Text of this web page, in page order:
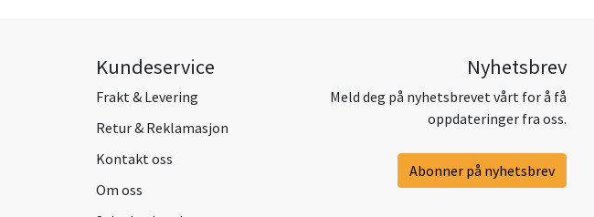
Kundeservice
Frakt & Levering
Retur & Reklamasjon
Kontakt oss
Om oss
Nyhetsbrev
Meld deg på nyhetsbrevet vårt for å få
oppdateringer fra oss.
Abonner på nyhetsbrev